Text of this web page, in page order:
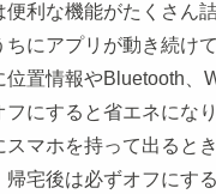
便利な機能がたくさん
ちにアプリが動き続け
位置情報やBluetooth、
フにすると省エネにな
スマホを持って出ると
帰宅後は必ずオフにす